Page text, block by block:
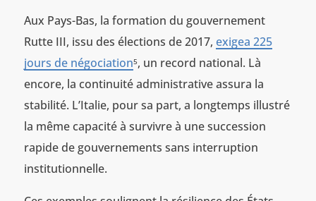
Aux Pays-Bas, la formation du gouvernement
Rutte III, issu des élections de 2017, exigea 225
jours de négociation5, un record national. Là
encore, la continuité administrative assura la
stabilité. L’Italie, pour sa part, a longtemps illustré
la même capacité à survivre à une succession
rapide de gouvernements sans interruption
institutionnelle.